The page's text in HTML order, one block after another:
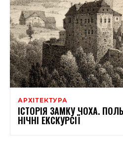
АРХІТЕКТУРА
ІСТОРІЯ ЗАМКУ ЧОХА.
НІЧНІ ЕКСКУРСІЇ